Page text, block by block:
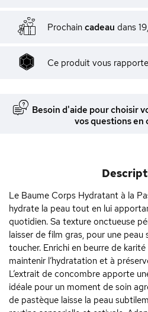
Prochain cadeau dans
Ce produit vous rapporte
Besoin d'aide pour choisir
vos questions en
Le Baume Corps Hydratant à la
hydrate la peau tout en lui
quotidien. Sa texture onctueuse
laisser de film gras, pour une
toucher. Enrichi en beurre de
maintenir l’hydratation et à
L’extrait de concombre apporte
idéale pour un moment de soin
de pastèque laisse la peau